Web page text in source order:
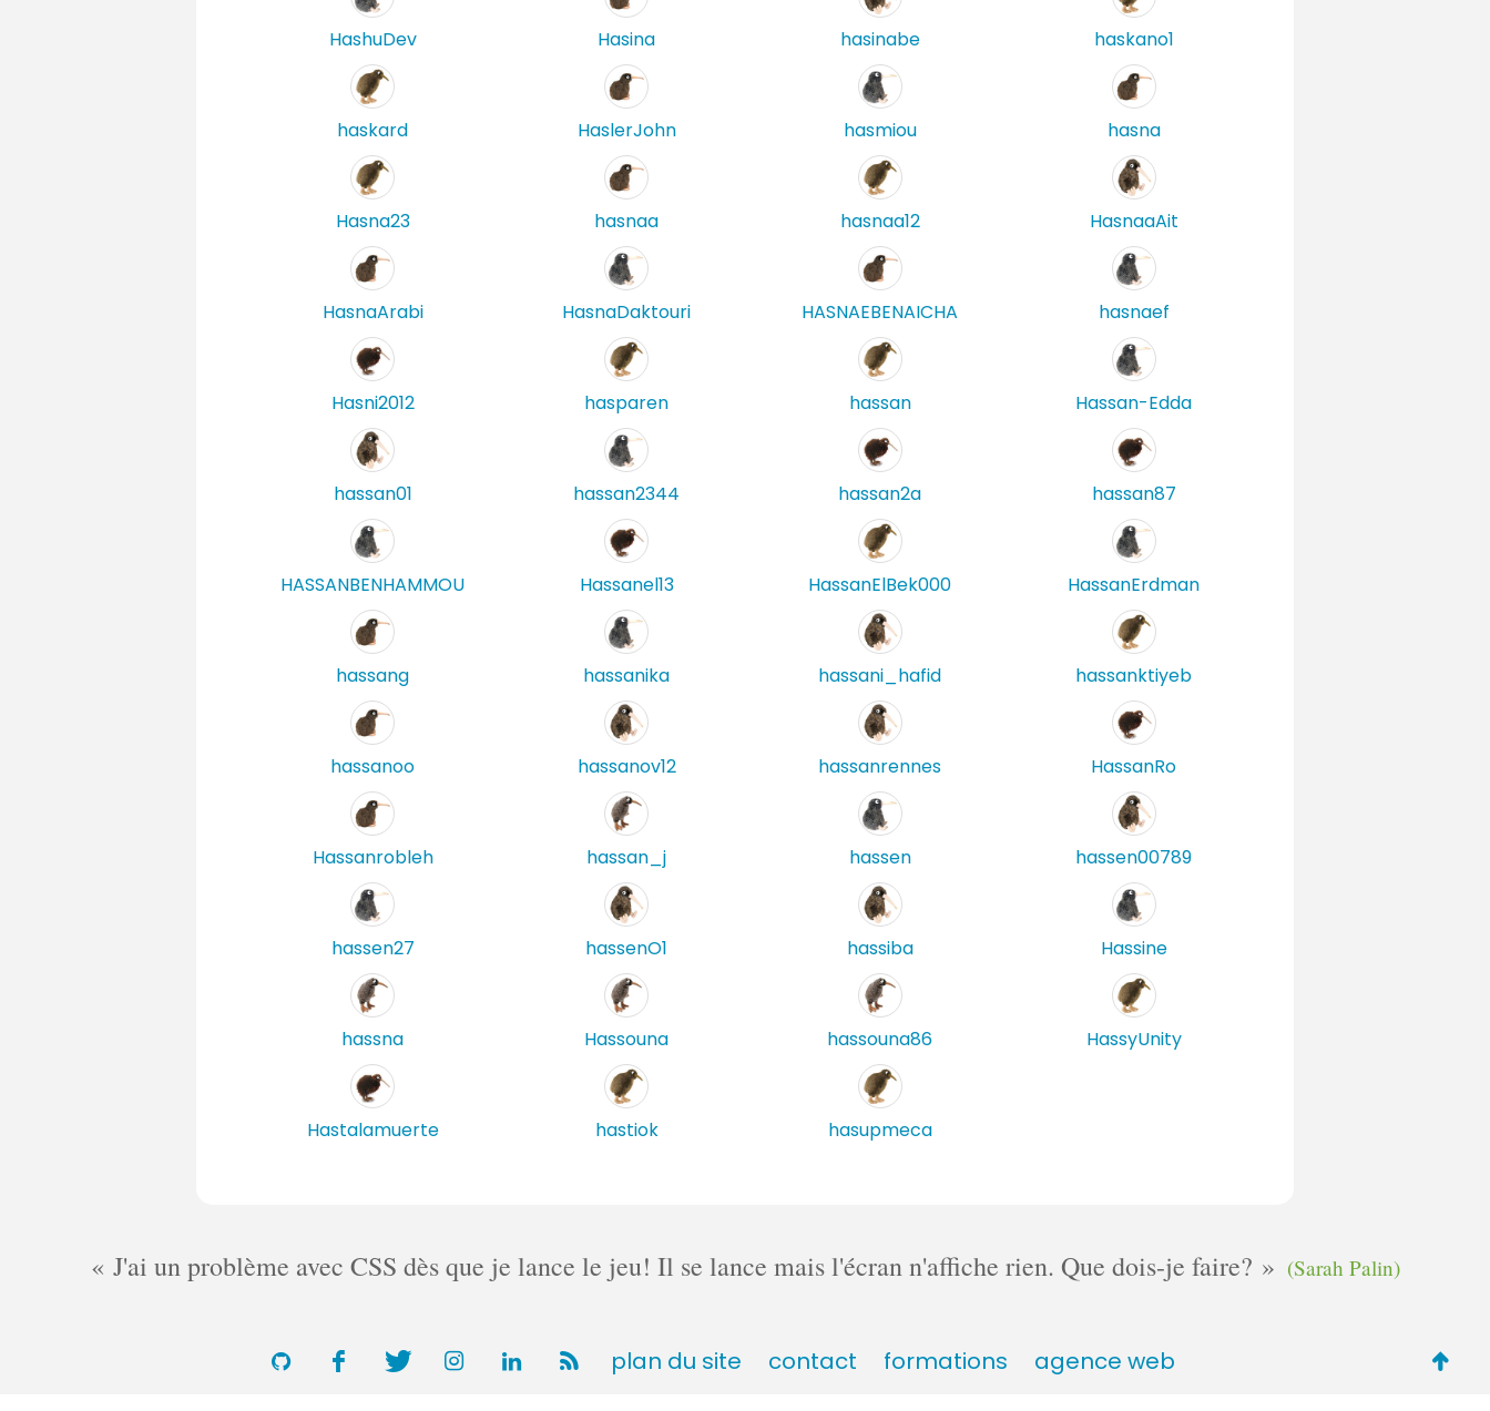
HashuDev Hasina hasinabe haskano1
haskard HaslerJohn hasmiou hasna
Hasna23 hasnaa hasnaa12 HasnaaAit
HasnaArabi HasnaDaktouri HASNAEBENAICHA hasnaef
Hasni2012 hasparen hassan Hassan-Edda
hassan01 hassan2344 hassan2a hassan87
HASSANBENHAMMOU Hassanel13 HassanElBek000 HassanErdman
hassang hassanika hassani_hafid hassanktiyeb
hassanoo hassanov12 hassanrennes HassanRo
Hassanrobleh hassan_j hassen hassen00789
hassen27 hassenO1 hassiba Hassine
hassna Hassouna hassouna86 HassyUnity
Hastalamuerte hastiok hasupmeca
J'ai un problème avec CSS dès que je lance le jeu! Il se lance mais l'écran n'affiche rien. Que dois-je faire? (Sarah Palin)
plan du site contact formations agence web